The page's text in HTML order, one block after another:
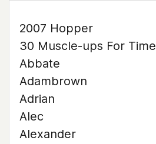
2007 Hopper
30 Muscle-ups For Time
Abbate
Adambrown
Adrian
Alec
Alexander